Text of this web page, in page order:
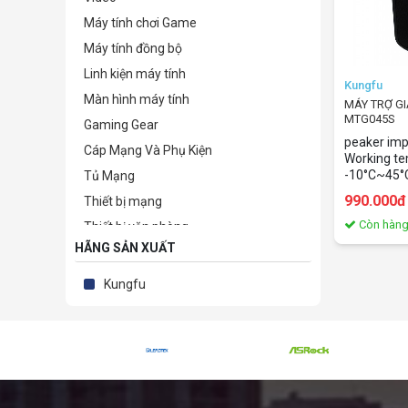
Máy tính chơi Game
Máy tính đồng bộ
Linh kiện máy tính
Màn hình máy tính
Gaming Gear
Cáp Mạng Và Phụ Kiện
Tủ Mạng
Thiết bị mạng
Thiết bị văn phòng
Camera giám sát & Phụ kiện
Phần mềm bản quyền
Điện tử - Điện lạnh
Phụ kiện
HÃNG SẢN XUẤT
Kungfu
Kungfu
MÁY TRỢ
MTG045S
peaker
Working
-
990.000đ
Còn hàng